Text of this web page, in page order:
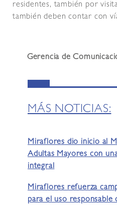
residentes, también por
también deben contar con
Gerencia de
MÁS NOTICIAS:
Miraflores dio inicio al
Adultas Mayores con
integral
Miraflores refuerza
para el uso responsable